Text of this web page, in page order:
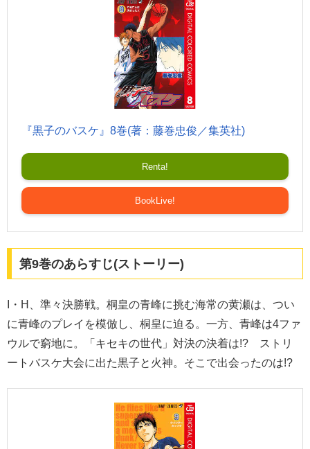
『黒子のバスケ』8巻(著：藤巻忠俊／集英社)
Renta!
BookLive!
第9巻のあらすじ(ストーリー)
I・H、準々決勝戦。桐皇の青峰に挑む海常の黄瀬は、つい
に青峰のプレイを模倣し、桐皇に迫る。一方、青峰は4ファ
ウルで窮地に。「キセキの世代」対決の決着は!? ストリ
ートバスケ大会に出た黒子と火神。そこで出会ったのは!?